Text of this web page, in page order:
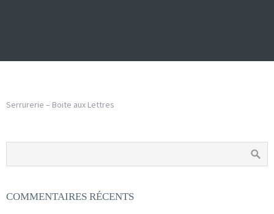
Serrurerie – Boite aux Lettres
COMMENTAIRES RÉCENTS